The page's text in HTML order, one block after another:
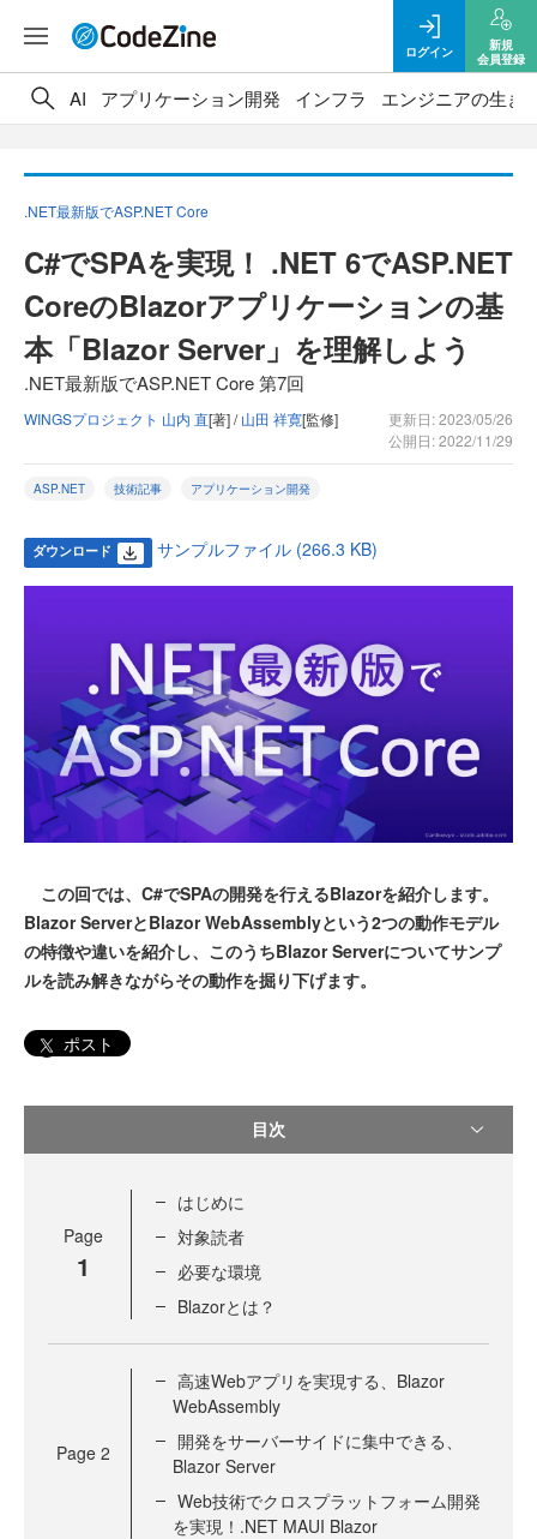
ログイン
新規
会員登録
AI アプリケーション開発 インフラ エンジニアの生き
.NET最新版でASP.NET Core
C#でSPAを実現！ .NET 6でASP.NET
CoreのBlazorアプリケーションの基
本「Blazor Server」を理解しよう
.NET最新版でASP.NET Core 第7回
WINGSプロジェクト 山内 直[著] /山田 祥寛[監修]
更新日: 2023/05/26
公開日: 2022/11/29
ASP.NET 技術記事 アプリケーション開発
ダウンロード サンプルファイル (266.3 KB)
この回では、C#でSPAの開発を行えるBlazorを紹介します。
Blazor ServerとBlazor WebAssemblyという2つの動作モデル
の特徴や違いを紹介し、このうちBlazor Serverについてサンプ
ルを読み解きながらその動作を掘り下げます。
ポスト
目次
Page
1
はじめに
対象読者
必要な環境
Blazorとは？
Page 2
高速Webアプリを実現する、Blazor
WebAssembly
開発をサーバーサイドに集中できる、
Blazor Server
Web技術でクロスプラットフォーム開発
を実現！.NET MAUI Blazor